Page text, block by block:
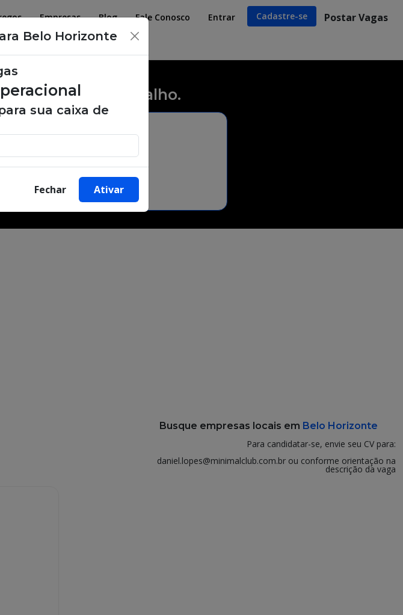
Empresas Blog Fale Conosco Entrar Cadastre-se Postar Vagas
de trabalho.
Busque empresas locais em Belo Horizonte
Para candidatar-se, envie seu CV para:
daniel.lopes@minimalclub.com.br ou conforme orientação na
descrição da vaga
Belo Horizonte ×
sua caixa de
Fechar Ativar